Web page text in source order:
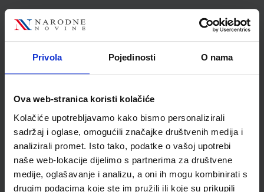
Privola Pojedinosti O nama
Ova web-stranica koristi kolačiće
Kolačiće upotrebljavamo kako bismo personalizirali
sadržaj i oglase, omogućili značajke društvenih medija i
analizirali promet. Isto tako, podatke o vašoj upotrebi
naše web-lokacije dijelimo s partnerima za društvene
medije, oglašavanje i analizu, a oni ih mogu kombinirati s
drugim podacima koje ste im pružili ili koje su prikupili
Grafitna olovka Maped
Black Pep'S HB MAP850021
0,33 €